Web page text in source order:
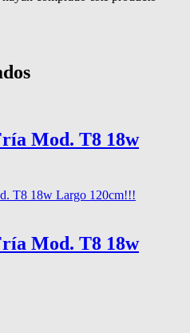
Mod. T8 18w
Mod. T8 18w